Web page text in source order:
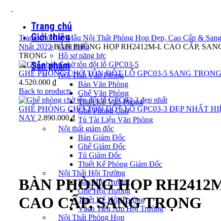
Trang chủ
Giới thiệu
Giới thiệu
Hồ sơ năng lực
Sản phẩm
Nội Thất Văn Phòng
Bàn Văn Phòng
Ghế Văn Phòng
Thiết Kế Văn Phòng
Ghế Phòng Chờ
Tủ Tài Liệu Văn Phòng
Nội thất giám đốc
Bàn Giám Đốc
Ghế Giám Đốc
Tủ Giám Đốc
Thiết Kế Phòng Giám Đốc
Nội Thất Hội Trường
Bàn Hội Trường
Ghế Hội Trường
Thiết Kế Hội Trường
Vách Tiêu Âm Hội Trường
Nội Thất Phòng Họp
Trang chủCác Mẫu Nội Thất Phòng Họp Đẹp, Cao Cấp &
Nhất 2022BÀN PHÒNG HỌP RH2412M-L CAO CẤP,
TRỌNG
GHẾ PHÒNG CHỜ TÔN ĐỘT LỖ GPC03-5 SANG
4.520.000 ₫
Back to products
GHẾ PHÒNG CHỜ TÔN ĐỘT LỖ GPC03-3 ĐẸP NHẤT
NAY 2.890.000₫
BÀN PHÒNG HỌP
CAO CẤP, SANG TRỌNG